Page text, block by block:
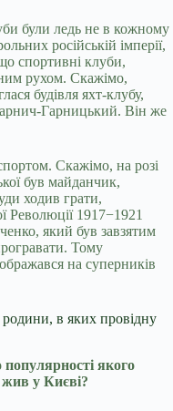
були ледь не в кожному
російській імперії,
спортивні клуби,
рухом. Скажімо,
будівля яхт-клубу,
Гарницький. Він же
Скажімо, на розі
був майданчик,
ходив грати,
Революції 1917−1921
який був завзятим
Тому
на суперників
в яких провідну
якого
у Києві?